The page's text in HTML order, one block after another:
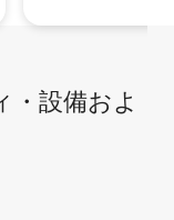
・設⁠備⁠およ